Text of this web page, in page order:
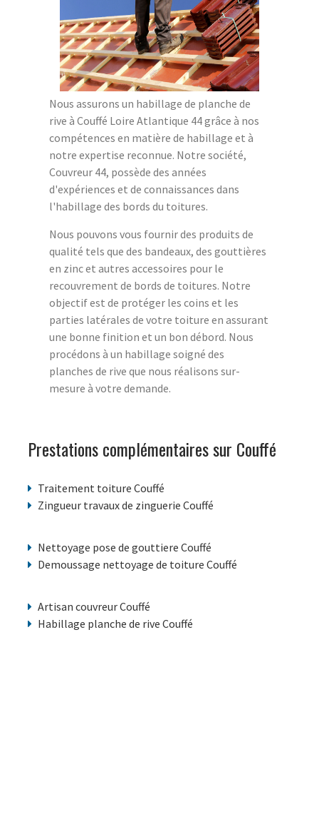
Nous assurons un habillage de planche de
rive à Couffé Loire Atlantique 44 grâce à nos
compétences en matière de habillage et à
notre expertise reconnue. Notre société,
Couvreur 44, possède des années
d'expériences et de connaissances dans
l'habillage des bords du toitures.
Nous pouvons vous fournir des produits de
qualité tels que des bandeaux, des gouttières
en zinc et autres accessoires pour le
recouvrement de bords de toitures. Notre
objectif est de protéger les coins et les
parties latérales de votre toiture en assurant
une bonne finition et un bon débord. Nous
procédons à un habillage soigné des
planches de rive que nous réalisons sur-
mesure à votre demande.
Prestations complémentaires sur Couffé
Traitement toiture Couffé
Zingueur travaux de zinguerie Couffé
Nettoyage pose de gouttiere Couffé
Demoussage nettoyage de toiture Couffé
Artisan couvreur Couffé
Habillage planche de rive Couffé